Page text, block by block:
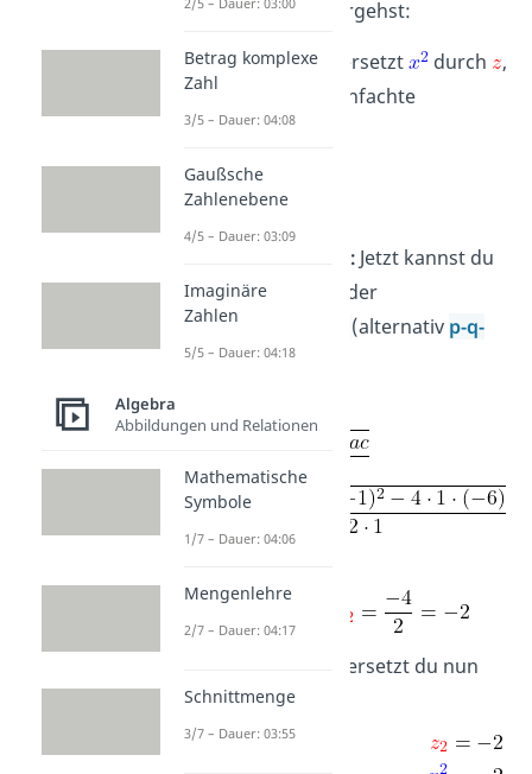
Schritt für Schritt vorgehst:
1. Substitution:Du ersetzt durch
,
sodass du eine vereinfachte
Gleichung erhältst.
: Jetzt kannst du
diese Gleichung mit der
Mitternachtsformel (alternativ p-q-
Formel) lösen:
ersetzt du nun
wieder durch
Betrag komplexe
Zahl
3/5 – Dauer: 04:08
Gaußsche
Zahlenebene
4/5 – Dauer: 03:09
Imaginäre
Zahlen
5/5 – Dauer: 04:18
Algebra
Abbildungen und Relationen
Mathematische
Symbole
1/7 – Dauer: 04:06
Mengenlehre
2/7 – Dauer: 04:17
Schnittmenge
3/7 – Dauer: 03:55